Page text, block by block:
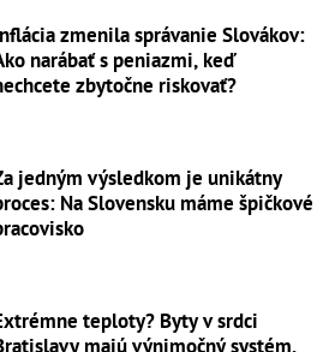
zmenila správanie Slovákov:
narábať s peniazmi, keď
zbytočne riskovať?
jedným výsledkom je unikátny
Na Slovensku máme špičkové
teploty? Byty v srdci
majú výnimočný systém,